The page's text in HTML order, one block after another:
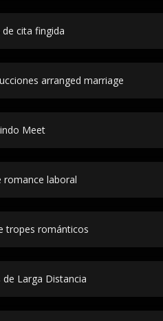
de cita fingida
arranged marriage
Meet
romance laboral
tropes románticos
de Larga Distancia